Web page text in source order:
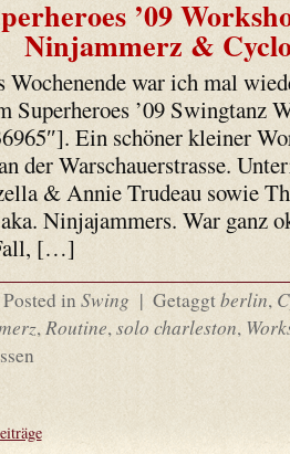
’09
Ninjammerz &
Wochenende war ich mal
Superheroes ’09 Swingtanz
Ein schöner kleiner
der Warschauerstrasse.
& Annie Trudeau sowie
Ninjajammers. War ganz
[…]
Posted in Swing | Getaggtberlin,
,Routine,solo charleston,